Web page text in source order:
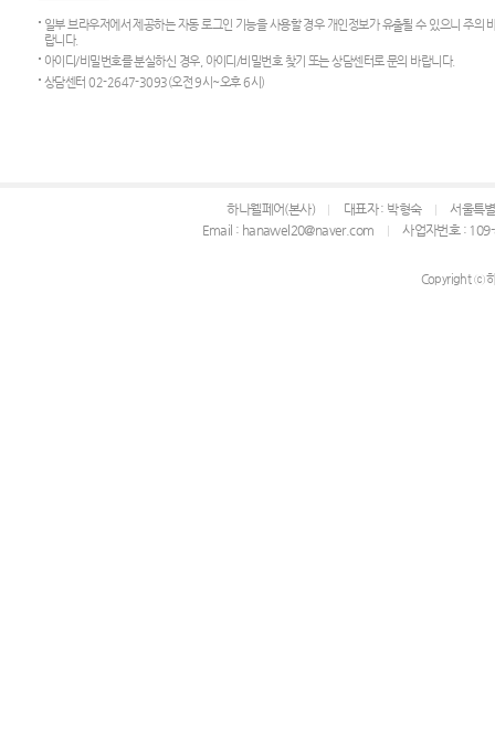
일부 브라우저에서 제공하는 자동 로그인 기능을 사용할 경우 개인정보가 유출될 수 있으니 주의
랍니다.
아이디/비밀번호를 분실하신 경우, 아이디/비밀번호 찾기 또는 상담센터로 문의 바랍니다.
상담센터 02-2647-3093(오전 9시~오후 6시)
하나웰페어(본사) 대표자 : 박형숙
서울특
Email : hanawel20@naver.com
사업자번호 :
Copyright ⓒ